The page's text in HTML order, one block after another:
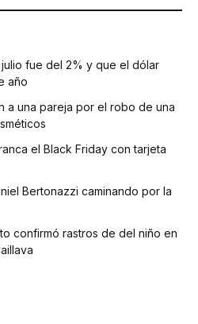
fue del 2% y que el dólar
año
a una pareja por el robo de una
el Black Friday con tarjeta
Bertonazzi caminando por la
confirmó rastros de del niño en